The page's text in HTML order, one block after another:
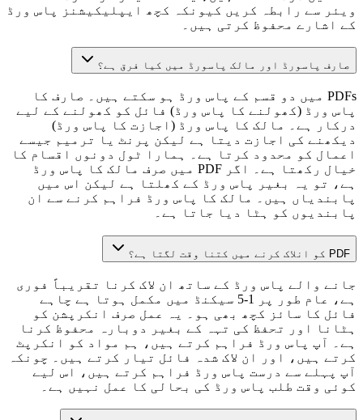
ویئر سے رابطہ کریں کیونکہ کچھ ایپلیکیشنز پاس ورڈ
کے اشارے محفوظ کرتی ہیں۔
صارف پاسورڈ اور مالک پاسورڈ میں کیا فرق ہے؟
PDFs میں دو قسم کے پاس ورڈ ہو سکتے ہیں۔ صارف کا
پاس ورڈ (کھولنے کا پاس ورڈ) فائل کو کھولنے کے لیے
درکار ہے۔ مالک کا پاس ورڈ (اجازت کا پاس ورڈ)
دیکھنے کی اجازت دیتا ہے لیکن پرنٹ یا ترمیم جیسے
اعمال کو محدود کرتا ہے۔ ہمارا ٹول دونوں اقسام کا
خیال رکھتا ہے۔ اگر PDF میں صرف مالک کا پاس ورڈ
ہے، تو یہ بغیر پاس ورڈ کے کھلتا ہے لیکن اس میں
پابندیاں ہیں۔ مالک کا پاس ورڈ فراہم کرنے سے ان
پابندیوں کو ہٹا دیا جاتا ہے۔
PDF کو انلاک کرنے میں کتنا وقت لگتا ہے؟
جانے والے پاس ورڈ کے ساتھ ان لاک کرنا تقریباً فوری
ہے، عام طور پر 1-5 سیکنڈ میں مکمل ہوتا ہے چاہے
فائل کا سائز کچھ بھی ہو۔ یہ عمل صرف انکرپشن کو
ہٹانا اور تحفظ کی تہہ کے بغیر دوبارہ محفوظ کرنا
ہے۔ آپ پاس ورڈ فراہم کرتے ہیں، ہم مواد کو انکرپٹ
کرتے ہیں، اور ان لاک شدہ فائل تیار کرتے ہیں۔ چونکہ
آپ پہلے سے درست پاس ورڈ فراہم کرتے ہیں، اس لیے
کوئی وقت طلب پاس ورڈ کی بحالی کا عمل نہیں ہے۔